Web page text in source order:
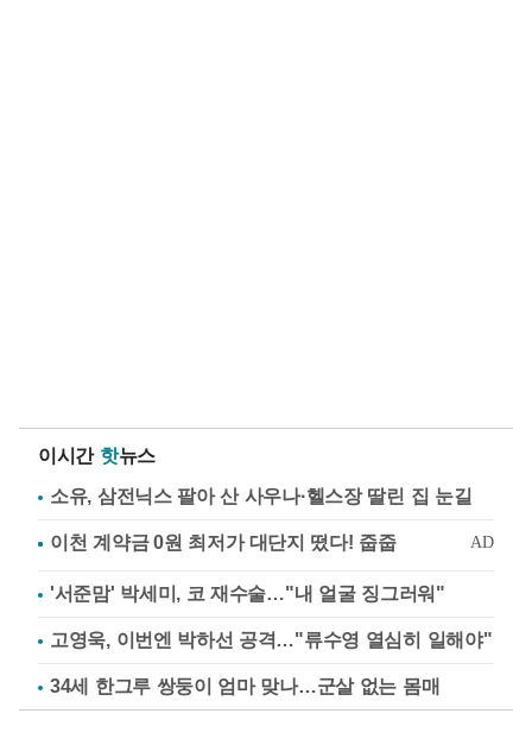
이시간 핫뉴스
소유, 삼전닉스 팔아 산 사우나·헬스장 딸린 집 눈길
'서준맘' 박세미, 코 재수술…"내 얼굴 징그러워"
고영욱, 이번엔 박하선 공격…"류수영 열심히 일해야"
34세 한그루 쌍둥이 엄마 맞나…군살 없는 몸매